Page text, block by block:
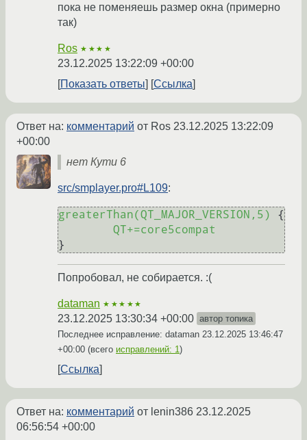
пока не поменяешь размер окна (примерно
так)
Ros ★★★★
23.12.2025 13:22:09 +00:00
Показать ответы
Ссылка
Ответ на: комментарий от Ros 23.12.2025 13:22:09
+00:00
нет Кути 6
src/smplayer.pro#L109:
greaterThan(QT_MAJOR_VERSION,5)
{
QT+=core5compat
Попробовал, не собирается. :(
dataman ★★★★★
23.12.2025 13:30:34 +00:00 автор топика
Последнее исправление: dataman 23.12.2025 13:46:47
+00:00 (всего исправлений: 1 )
Ссылка
Ответ на: комментарий от lenin386 23.12.2025
06:56:54 +00:00